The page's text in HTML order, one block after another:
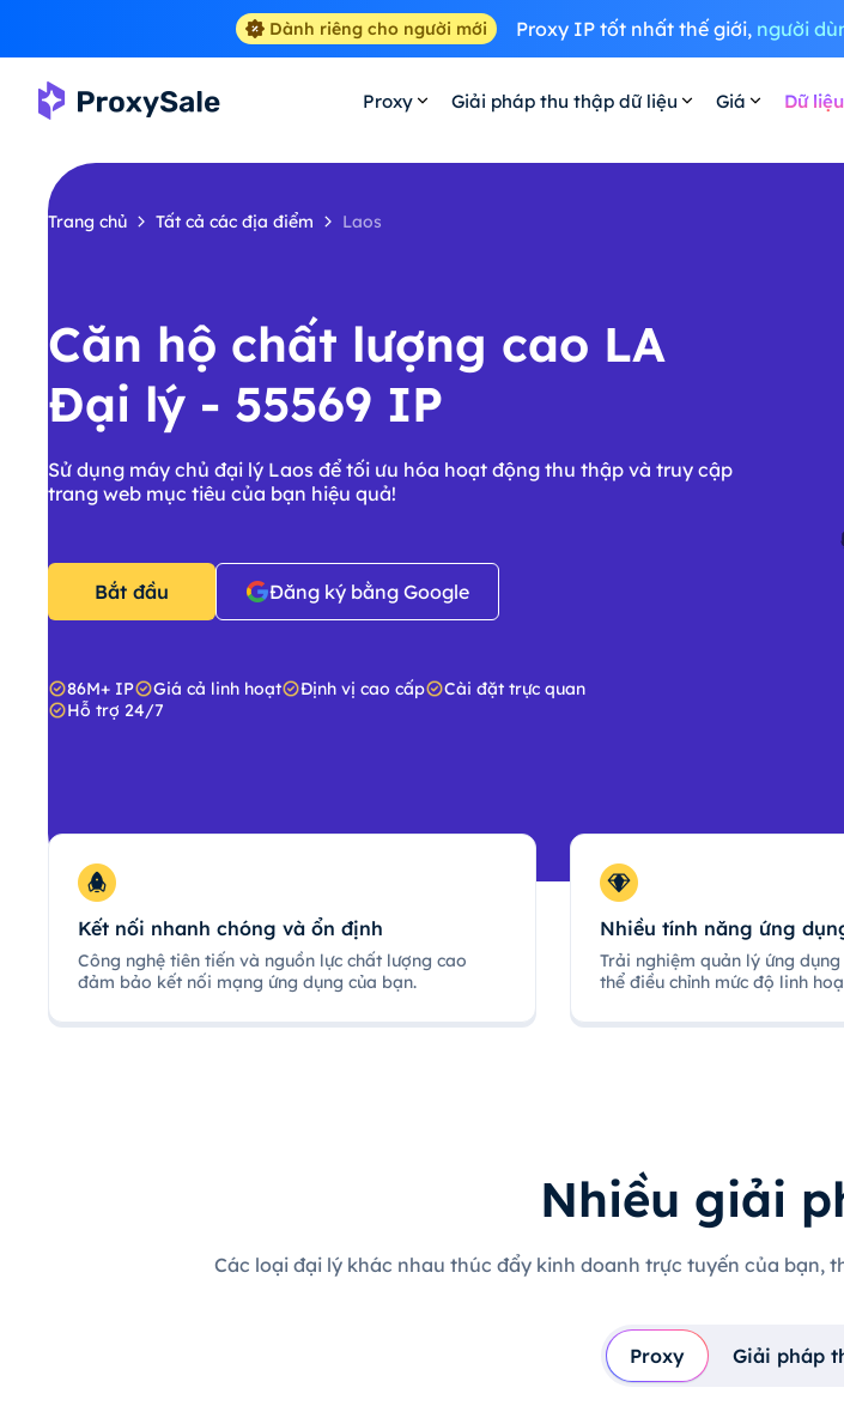
Dành riêng cho người mới Proxy IP tốt nhất thế giới, người
Proxy Giải pháp thu thập dữ liệu Giá Dữ
Trang chủ Tất cả các địa điểm Laos
Căn hộ chất lượng cao LA
Đại lý - 55569 IP
Sử dụng máy chủ đại lý Laos để tối ưu hóa hoạt động thu thập và truy cập
trang web mục tiêu của bạn hiệu quả!
Bắt đầu Đăng ký bằng Google
86M+ IP Giá cả linh hoạt Định vị cao cấp
Cài đặt trực quan
Hỗ trợ 24/7
Kết nối nhanh chóng và ổn định
Công nghệ tiên tiến và nguồn lực chất lượng cao
đảm bảo kết nối mạng ứng dụng của bạn.
Nhiều tính năng ứng
Trải nghiệm quản lý ứng
thể điều chỉnh mức độ linh
Nhiều giải
Các loại đại lý khác nhau thúc đẩy kinh doanh trực tuyến của bạn,
Proxy Giải pháp